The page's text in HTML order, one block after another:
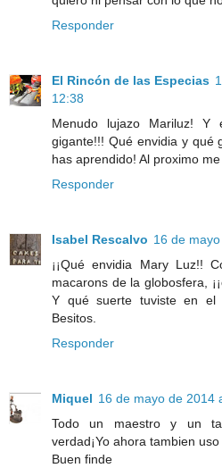
Responder
El Rincón de las Especias
12:38
Menudo lujazo Mariluz! Y
gigante!!! Qué envidia y qué
has aprendido! Al proximo
Responder
Isabel Rescalvo 16 de
¡¡Qué envidia Mary Luz!!
macarons de la globosfera,
Y qué suerte tuviste en el
Besitos.
Responder
Miquel 16 de mayo de 2014
Todo un maestro y un
verdad¡Yo ahora tambien
Buen finde